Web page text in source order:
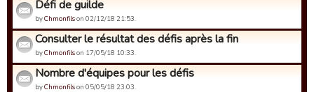
Défi de guilde
byChmonfilson 02/12/18 21:53.
Consulter le résultat des défis après la fin
byChmonfilson 17/05/18 10:33.
Nombre d'équipes pour les défis
byChmonfilson 05/05/18 23:03.